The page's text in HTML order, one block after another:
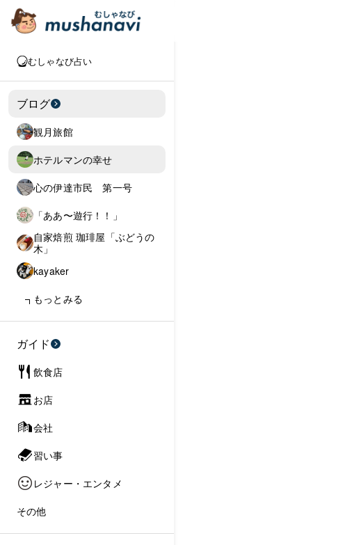
むしゃなび占い
ブログ
観月旅館
ホテルマンの幸せ
心の伊達市民 第一号
「ああ〜遊行！！」
自家焙煎 珈琲屋「ぶどうの
木」
kayaker
もっとみる
ガイド
飲食店
お店
会社
習い事
レジャー・エンタメ
その他